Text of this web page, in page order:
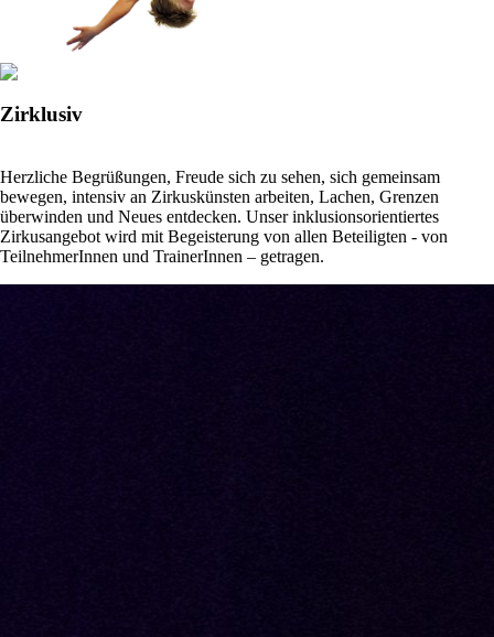
Zirklusiv
Herzliche Begrüßungen, Freude sich zu sehen, sich gemeinsam
bewegen, intensiv an Zirkuskünsten arbeiten, Lachen, Grenzen
überwinden und Neues entdecken. Unser inklusionsorientiertes
Zirkusangebot wird mit Begeisterung von allen Beteiligten - von
TeilnehmerInnen und TrainerInnen – getragen.